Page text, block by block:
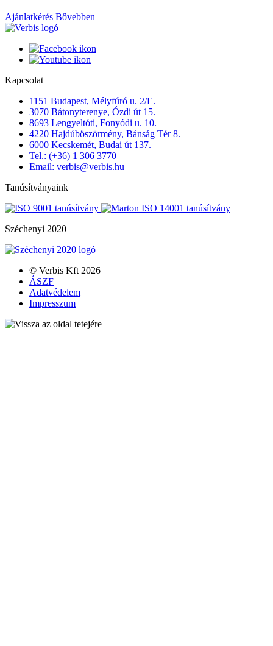
Ajánlatkérés Bővebben
Kapcsolat
1151 Budapest, Mélyfúró u. 2/E.
3070 Bátonyterenye, Ózdi út 15.
8693 Lengyeltóti, Fonyódi u. 10.
4220 Hajdúböszörmény, Bánság Tér 8.
6000 Kecskemét, Budai út 137.
Tel.: (+36) 1 306 3770
Email: verbis@verbis.hu
Tanúsítványaink
Széchenyi 2020
© Verbis Kft 2026
ÁSZF
Adatvédelem
Impresszum